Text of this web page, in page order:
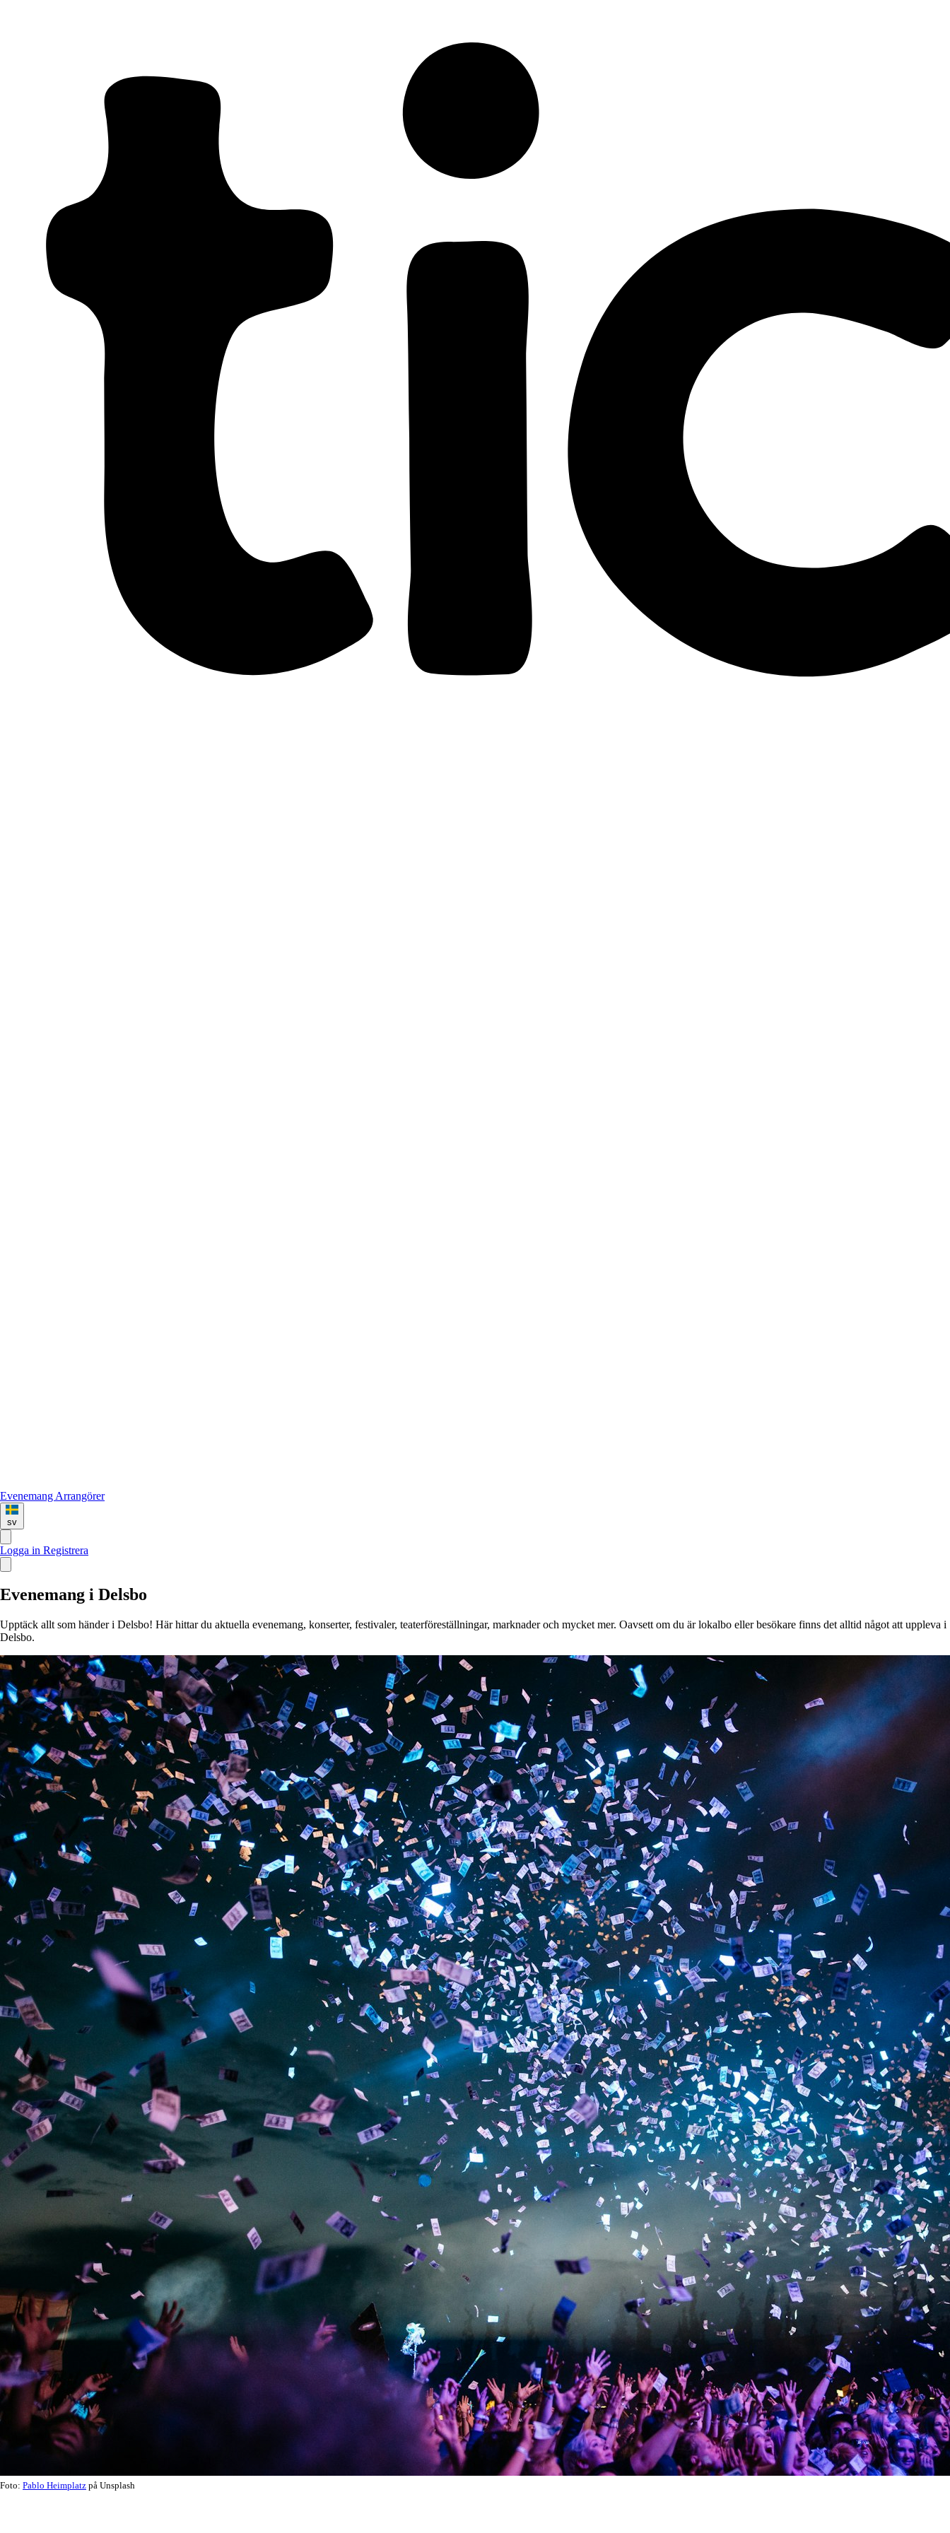
Evenemang Arrangörer
sv
Logga in Registrera
Evenemang i Delsbo
Upptäck allt som händer i Delsbo! Här hittar du aktuella evenemang, konserter, festivaler, teaterföreställningar, marknader och mycket mer. Oavsett om du är lokalbo eller besökare finns det alltid något att uppleva i
Delsbo.
Foto: Pablo Heimplatz på Unsplash